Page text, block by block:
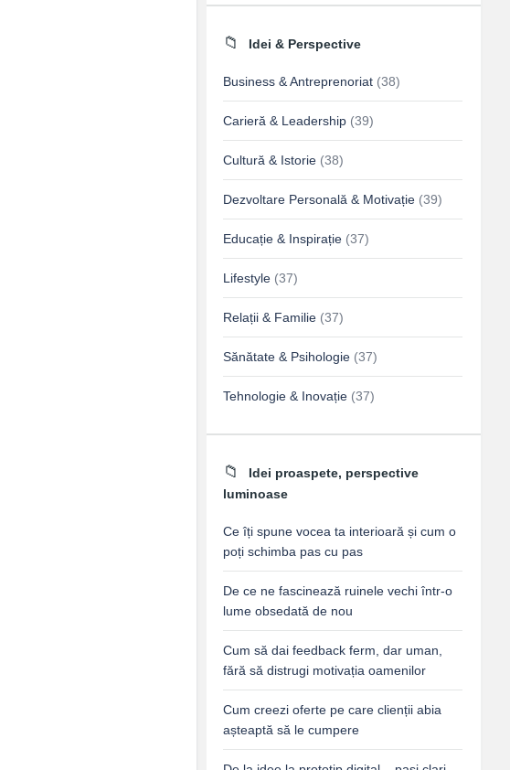
Idei & Perspective
Business & Antreprenoriat (38)
Carieră & Leadership (39)
Cultură & Istorie (38)
Dezvoltare Personală & Motivație (39)
Educație & Inspirație (37)
Lifestyle (37)
Relații & Familie (37)
Sănătate & Psihologie (37)
Tehnologie & Inovație (37)
Idei proaspete, perspective
luminoase
Ce îți spune vocea ta interioară și cum o
poți schimba pas cu pas
De ce ne fascinează ruinele vechi într-o
lume obsedată de nou
Cum să dai feedback ferm, dar uman,
fără să distrugi motivația oamenilor
Cum creezi oferte pe care clienții abia
așteaptă să le cumpere